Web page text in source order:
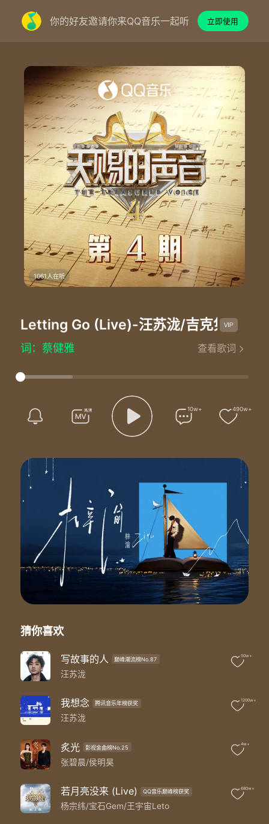
你的好友邀请你来QQ音乐一起听 立即使用
1061人在听
Letting Go (Live)-汪苏泷/吉克隽逸
Letting Go (Live) - 汪苏泷/吉克隽逸
词：蔡健雅
编曲：GavinRiFF
原唱：蔡健雅
制作人：汪苏泷/金若晨
合音编写：汪苏泷/金若晨/徐杰/姜糖Shirley
合音：徐杰/姜糖Shirley
音乐总监：彭程@金牛studio
乐队队长/键盘1：铃铛@牛班NEWBAND
键盘2：叶霖@牛班NEWBAND
吉他1：黄仲贤@牛班NEWBAND
吉他2：倪伟恩@牛班NEWBAND
贝斯：宣一亨@牛班NEWBAND
鼓：Chris Trzcinski@牛班NEWBAND
和音：张恋歌/鱼椒盐/孟呈真/叶俊
和音编写：张恋歌
PGM：章谋杰
音乐混音：林梦洋
Letting go
我终于舍得为你放开手
因为爱你爱到我心痛
这是一封离别信
我在你生命中扮演的角色太模糊了
对我曾忽冷忽热
我到底是情人还是朋友
爱你是否不该太认真
That's why
I'm letting go
因为爱你爱到我心痛
但你却不懂
Letting go
你对一切都软弱与怠惰
让人怀疑你是否爱过我 真的爱过我
Letting go
查看歌词
10w+ 490w+
猜你喜欢
写故事的人 巅峰潮流榜No.87
汪苏泷
50w+
我想念 腾讯音乐年榜获奖
汪苏泷
1200w+
炙光 影视金曲榜No.25
张碧晨/侯明昊
4w+
若月亮没来 (Live) QQ音乐巅峰榜获奖
杨宗纬/宝石Gem/王宇宙Leto
680w+